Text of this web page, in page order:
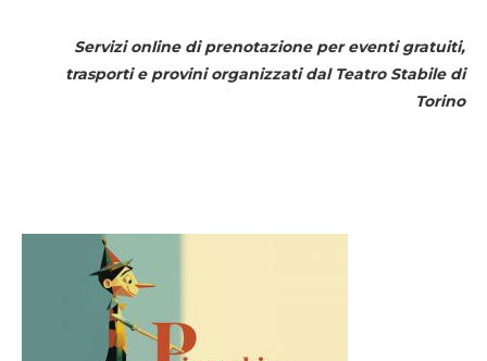
Servizi online di prenotazione per eventi gratuiti,
trasporti e provini organizzati dal Teatro Stabile di
Torino